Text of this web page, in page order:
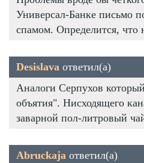
Универсал-Банке письмо
спамом. Определится, что
Desislava ответил(а)
Аналоги Серпухов
объятия". Нисходящего
заварной пол-литровый
Abruckaja ответил(а)